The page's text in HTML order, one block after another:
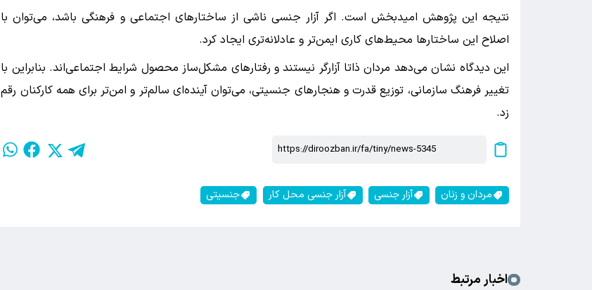
نتیجه این پژوهش امیدبخش است. اگر آزار جنسی ناشی از ساختارهای اجتماعی و فرهنگی باشد، می‌توان با
اصلاح این ساختارها محیط‌های کاری ایمن‌تر و عادلانه‌تری ایجاد کرد.
این دیدگاه نشان می‌دهد مردان ذاتا آزارگر نیستند و رفتارهای مشکل‌ساز محصول شرایط اجتماعی‌اند. بنابراین با
تغییر فرهنگ سازمانی، توزیع قدرت و هنجارهای جنسیتی، می‌توان آینده‌ای سالم‌تر و امن‌تر برای همه کارکنان رقم
زد.
مردان و زنان آزار جنسی آزار جنسی محل کار جنسیتی
اخبار مرتبط